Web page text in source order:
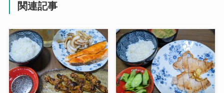
関連記事